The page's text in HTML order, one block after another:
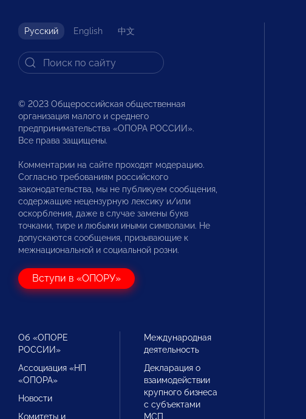
Русский English 中文
© 2023 Общероссийская общественная
организация малого и среднего
предпринимательства «ОПОРА РОССИИ».
Все права защищены.
Комментарии на сайте проходят модерацию.
Согласно требованиям российского
законодательства, мы не публикуем сообщения,
содержащие нецензурную лексику и/или
оскорбления, даже в случае замены букв
точками, тире и любыми иными символами. Не
допускаются сообщения, призывающие к
межнациональной и социальной розни.
Вступи в «ОПОРУ»
Об «ОПОРЕ
РОССИИ»
Ассоциация «НП
«ОПОРА»
Новости
Комитеты и
Международная
деятельность
Декларация о
взаимодействии
крупного бизнеса
с субъектами
МСП